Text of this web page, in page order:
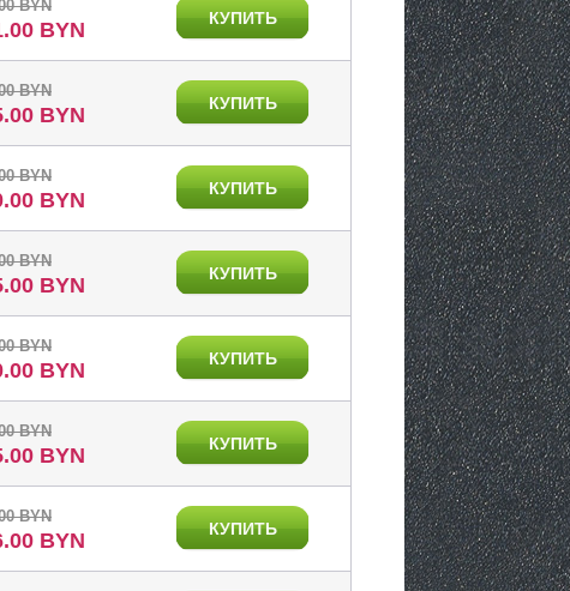
BYN
BYN КУПИТЬ
BYN
BYN КУПИТЬ
BYN
BYN КУПИТЬ
BYN
BYN КУПИТЬ
BYN
BYN КУПИТЬ
BYN
BYN КУПИТЬ
BYN
BYN КУПИТЬ